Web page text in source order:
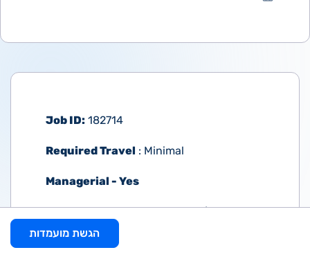
Job ID: 182714
Required Travel : Minimal
Managerial - Yes
Location: Israel- RAANANA (Amdocs
Site)
הגשת מועמדות